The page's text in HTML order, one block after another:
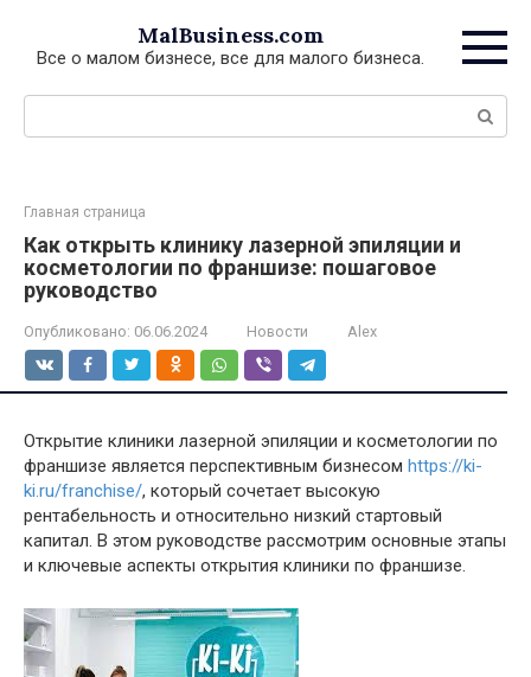
контенту
MalBusiness.com
Все о малом бизнесе, все для малого бизнеса.
Поиск:
Главная страница
Как открыть клинику лазерной эпиляции и
косметологии по франшизе: пошаговое
руководство
Опубликовано: 06.06.2024 Новости Alex
Открытие клиники лазерной эпиляции и косметологии по
франшизе является перспективным бизнесом https://ki-
ki.ru/franchise/, который сочетает высокую
рентабельность и относительно низкий стартовый
капитал. В этом руководстве рассмотрим основные этапы
и ключевые аспекты открытия клиники по франшизе.